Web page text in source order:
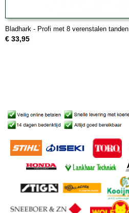
Bladhark - Profi met 8 verenstalen tanden
€ 33,95